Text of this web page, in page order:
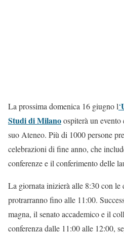
La prossima domenica 16 giugno l‘
Studi di Milanoospiterà un
suo Ateneo. Più di 1000 persone
celebrazioni di fine anno, che
conferenze e il conferimento delle
La giornata inizierà alle 8:30 con le
protrarranno fino alle 11:00.
magna, il senato accademico e il
conferenza dalle 11:00 alle 12:00,